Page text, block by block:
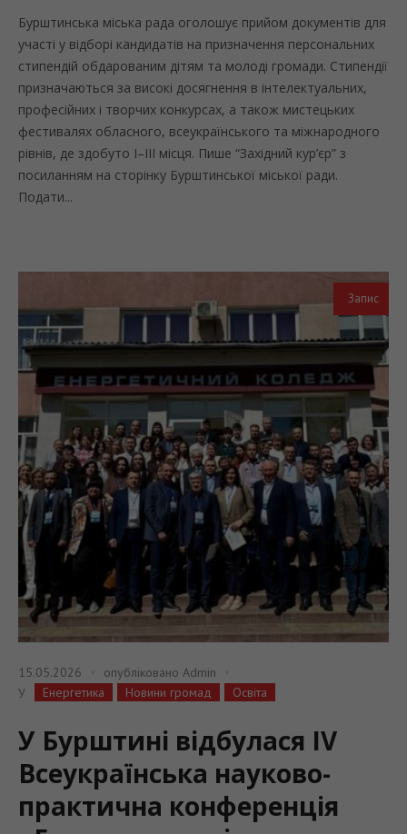
Бурштинська міська рада оголошує прийом документів для
участі у відборі кандидатів на призначення персональних
стипендій обдарованим дітям та молоді громади. Стипендії
призначаються за високі досягнення в інтелектуальних,
професійних і творчих конкурсах, а також мистецьких
фестивалях обласного, всеукраїнського та міжнародного
рівнів, де здобуто І–ІІІ місця. Пише “Західний кур’єр” з
посиланням на сторінку Бурштинської міської ради.
Подати...
Запис
15.05.2026 опубліковано Admin
У
Енергетика Новини громад Освіта
У Бурштині відбулася IV
Всеукраїнська науково-
практична конференція